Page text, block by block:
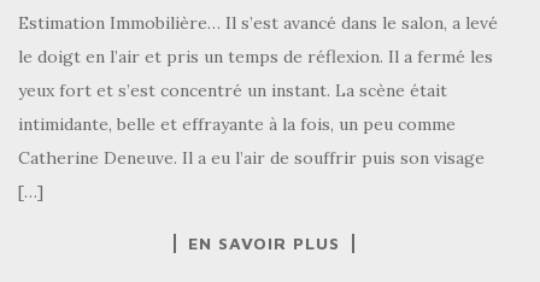
Estimation Immobilière… Il s’est avancé dans le salon, a levé
le doigt en l’air et pris un temps de réflexion. Il a fermé les
yeux fort et s’est concentré un instant. La scène était
intimidante, belle et effrayante à la fois, un peu comme
Catherine Deneuve. Il a eu l’air de souffrir puis son visage
[…]
EN SAVOIR PLUS